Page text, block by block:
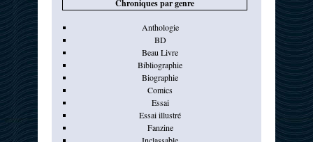
Chroniques par genre
Anthologie
BD
Beau Livre
Bibliographie
Biographie
Comics
Essai
Essai illustré
Fanzine